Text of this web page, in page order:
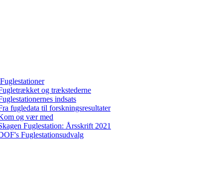
Fuglestationer
og trækstederne
indsats
fugledata til forskningsresultater
og vær med
Fuglestation: Årsskrift 2021
Fuglestationsudvalg